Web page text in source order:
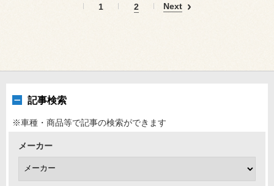
1 2 Next
記事検索
※車種・商品等で記事の検索ができます
メーカー